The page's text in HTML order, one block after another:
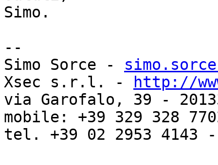
Simo.
--
Simo Sorce -
Xsec s.r.l. -
http://
via Garofalo, 39 -
mobile: +39 329 328
tel. +39 02 2953 4143